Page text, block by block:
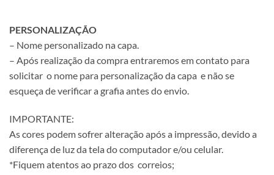
PERSONALIZAÇÃO
– Nome personalizado na capa.
– Após realização da compra entraremos em contato para
solicitar o nome para personalização da capa e não se
esqueça de verificar a grafia antes do envio.
IMPORTANTE:
As cores podem sofrer alteração após a impressão, devido a
diferença de luz da tela do computador e/ou celular.
*Fiquem atentos ao prazo dos correios;